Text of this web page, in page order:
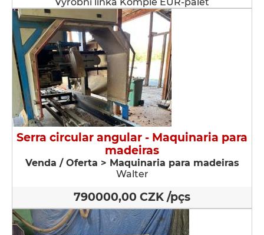
Serra circular angular - Maquinaria para
madeiras
Venda / Oferta > Maquinaria para madeiras
Walter
790000,00 CZK /pçs